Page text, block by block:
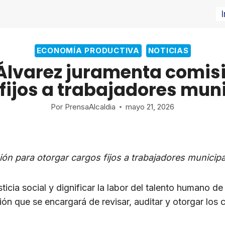
ECONOMÍA PRODUCTIVA NOTICIAS
juramenta
a trabajadores
Por PrensaAlcaldia mayo 21, 2026
para otorgar cargos fijos a trabajadores
social y dignificar la labor del talento humano
que se encargará de revisar, auditar y otorgar los